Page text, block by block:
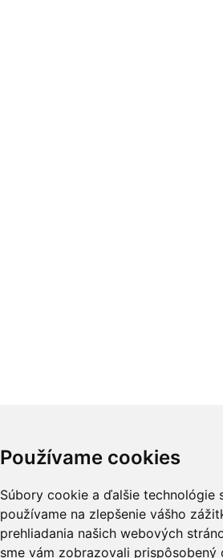
Používáme soubory
Tyto webové stránky používají
další sledovací nástroje s cílem
Používame cookies
Súbory cookie a ďalšie technológie
používame na zlepšenie vášho
prehliadania našich webových
sme vám zobrazovali prispôsobený